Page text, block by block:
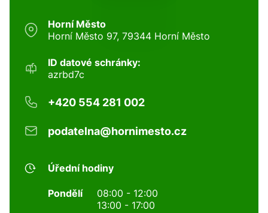
Horní Město
Horní Město 97, 79344 Horní Město
ID datové schránky:
azrbd7c
+420 554 281 002
podatelna@hornimesto.cz
Úřední hodiny
Pondělí
08:00 - 12:00
13:00 - 17:00